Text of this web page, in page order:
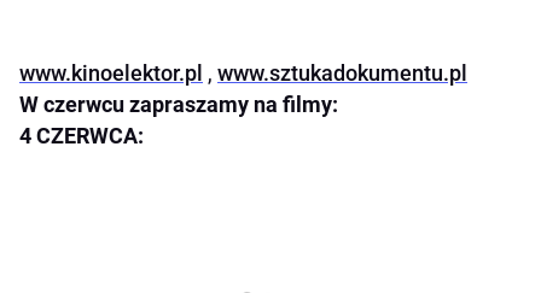
www.kinoelektor.pl , www.sztukadokumentu.pl
W czerwcu zapraszamy na filmy:
4 CZERWCA: